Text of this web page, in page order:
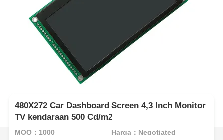
480X272 Car Dashboard Screen 4,3 Inch Monitor
TV kendaraan 500 Cd/m2
MOQ：1000 Harga：Negotiated